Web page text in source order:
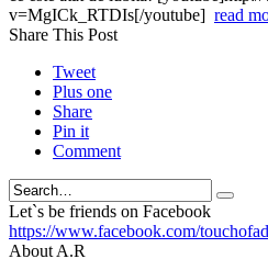
v=MgICk_RTDIs[/youtube] read
Share This Post
Tweet
Plus one
Share
Pin it
Comment
Search
Let`s be friends on Facebook
https://www.facebook.com/
About A.R